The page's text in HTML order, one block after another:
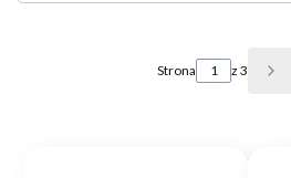
Strona z 3